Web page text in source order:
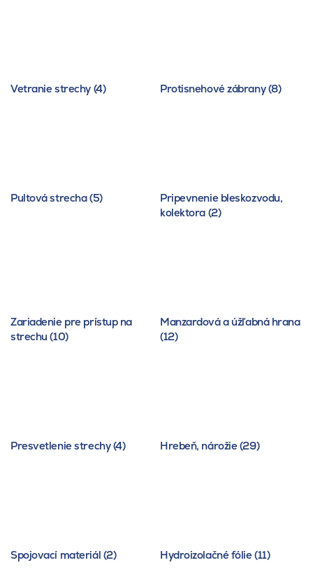
Vetranie strechy (4) Protisnehové zábrany (8)
Pultová strecha (5)
Pripevnenie bleskozvodu,
kolektora (2)
Zariadenie pre prístup na
strechu (10)
Manzardová a úžľabná hrana
(12)
Presvetlenie strechy (4) Hrebeň, nárožie (29)
Spojovací materiál (2) Hydroizolačné fólie (11)